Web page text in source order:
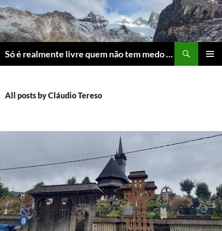
Skip
to
content
Só é realmente livre quem não tem medo do ridículo
All posts by Cláudio Tereso